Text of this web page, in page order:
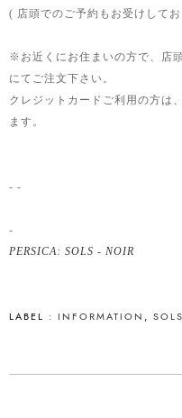
( 店頭でのご予約もお受けして
※お近くにお住まいの方で、店
にてご注文下さい。
クレジットカードご利用の方は
ます。
- -
-
PERSICA: SOLS - NOIR
LABEL : INFORMATION , SOLS